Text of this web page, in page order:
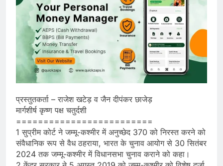
प्रस्तुतकर्ता – राजेश खटेड़ व जैन दीपंकर छाजेड़
मार्गशीर्ष कृष्ण पक्ष चतुर्दशी
=========================
1 सुप्रीम कोर्ट ने जम्मू-कश्मीर में अनुच्छेद 370 को निरस्त करने को
संवैधानिक रूप से वैध ठहराया, भारत के चुनाव आयोग से 30 सितंबर
2024 तक जम्मू-कश्मीर में विधानसभा चुनाव कराने को कहा।